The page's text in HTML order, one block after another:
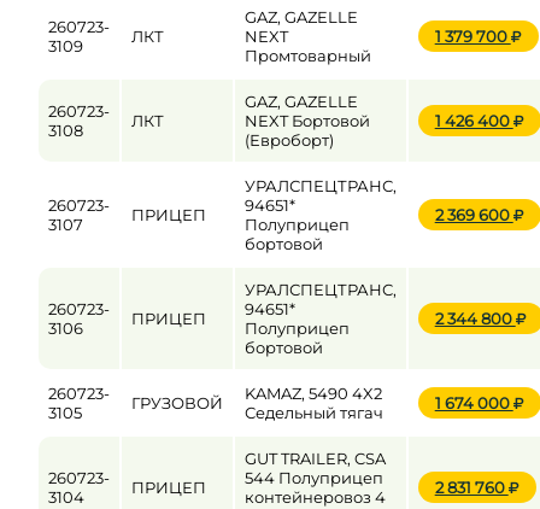
Цена
от до
260723-
3109
ЛКТ
GAZ, GAZELLE
NEXT
Промтоварный
1 379 700
260723-
3108
ЛКТ
GAZ, GAZELLE
NEXT Бортовой
(Евроборт)
1 426 400
260723-
3107
ПРИЦЕП
УРАЛСПЕЦТРАНС,
94651*
Полуприцеп
бортовой
2 369 600
260723-
3106
ПРИЦЕП
УРАЛСПЕЦТРАНС,
94651*
Полуприцеп
бортовой
2 344 800
260723-
3105
ГРУЗОВОЙ
KAMAZ, 5490 4X2
Седельный тягач
1 674 000
260723-
3104
ПРИЦЕП
GUT TRAILER, CSA
544 Полуприцеп
контейнеровоз 4
2 831 760